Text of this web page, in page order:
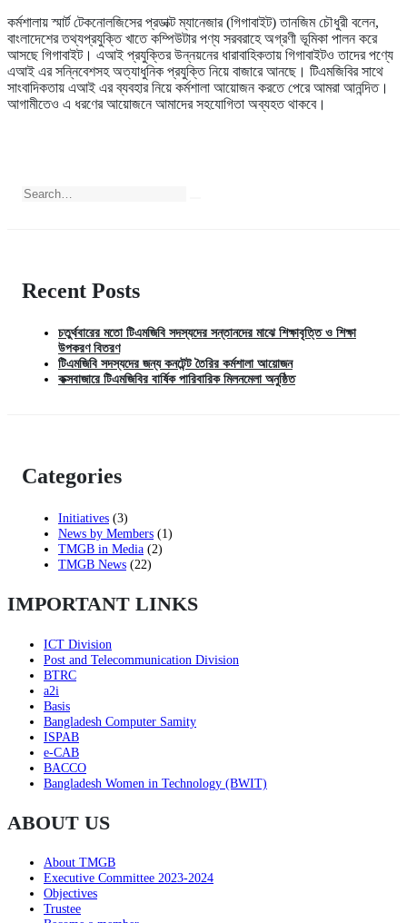
কর্মশালায় স্মার্ট টেকনোলজিসের প্রডাক্ট ম্যানেজার (গিগাবাইট) তানজিম চৌধুরী বলেন,
বাংলাদেশের তথ্যপ্রযুক্তি খাতে কম্পিউটার পণ্য সরবরাহে অগ্রণী ভূমিকা পালন করে
আসছে গিগাবাইট। এআই প্রযুক্তির উন্নয়নের ধারাবাহিকতায় গিগাবাইটও তাদের পণ্যে
এআই এর সন্নিবেশসহ অত্যাধুনিক প্রযুক্তি নিয়ে বাজারে আনছে। টিএমজিবির সাথে
সাংবাদিকতায় এআই এর ব্যবহার নিয়ে কর্মশালা আয়োজন করতে পেরে আমরা আনন্দিত।
আগামীতেও এ ধরণের আয়োজনে আমাদের সহযোগিতা অব্যহত থাকবে।
Recent Posts
চতুর্থবারের মতো টিএমজিবি সদস্যদের সন্তানদের মাঝে শিক্ষাবৃত্তি ও শিক্ষা
উপকরণ বিতরণ
টিএমজিবি সদস্যদের জন্য কনটেন্ট তৈরির কর্মশালা আয়োজন
কক্সবাজারে টিএমজিবির বার্ষিক পারিবারিক মিলনমেলা অনুষ্ঠিত
Categories
Initiatives (3)
News by Members (1)
TMGB in Media (2)
TMGB News (22)
IMPORTANT LINKS
ICT Division
Post and Telecommunication Division
BTRC
a2i
Basis
Bangladesh Computer Samity
ISPAB
e-CAB
BACCO
Bangladesh Women in Technology (BWIT)
ABOUT US
About TMGB
Executive Committee 2023-2024
Objectives
Trustee